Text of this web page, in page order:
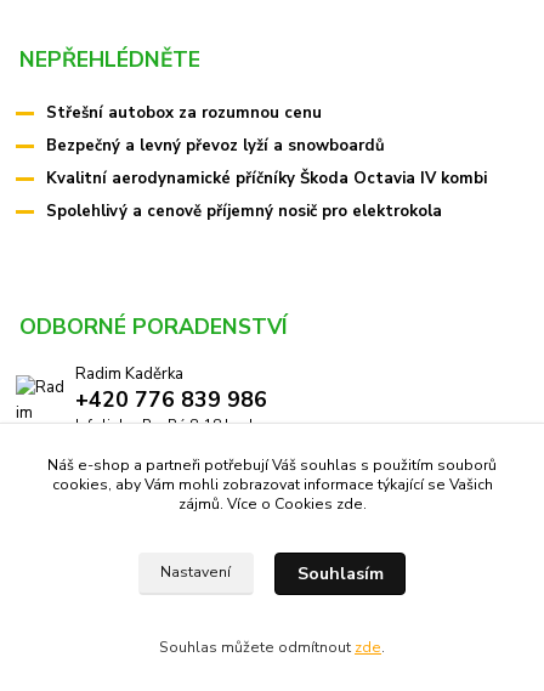
NEPŘEHLÉDNĚTE
Střešní autobox za rozumnou cenu
Bezpečný a levný převoz lyží a snowboardů
Kvalitní aerodynamické příčníky Škoda Octavia IV kombi
Spolehlivý a cenově příjemný nosič pro elektrokola
ODBORNÉ PORADENSTVÍ
Radim Kaděrka
+420 776 839 986
Infolinka: Po-Pá 8-18 hod.
info@pricniky.cz
Specialisté na nosiče // Webdesign
Náš e-shop a partneři potřebují Váš souhlas s použitím souborů
cookies, aby Vám mohli zobrazovat informace týkající se Vašich
zájmů. Více o Cookies zde.
Nastavení Souhlasím
Souhlas můžete odmítnout zde.